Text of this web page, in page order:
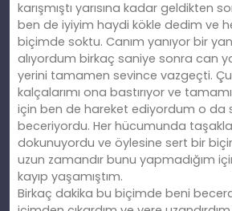
karışmıştı yarısına kadar geldikten
ben de iyiyim haydi kökle dedim ve
biçimde soktu. Canım yanıyor bir
alıyordum birkaç saniye sonra can
yerini tamamen sevince vazgeçti.
kalçalarımı ona bastırıyor ve
için ben de hareket ediyordum o da
beceriyordu. Her hücumunda
dokunuyordu ve öylesine sert bir
uzun zamandır bunu yapmadığım
kayıp yaşamıştım.
Birkaç dakika bu biçimde beni